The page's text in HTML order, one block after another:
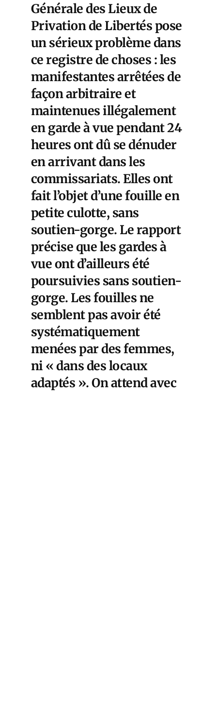
Générale des Lieux de
Privation de Libertés pose
un sérieux problème dans
ce registre de choses : les
manifestantes arrêtées de
façon arbitraire et
maintenues illégalement
en garde à vue pendant 24
heures ont dû se dénuder
en arrivant dans les
commissariats. Elles ont
fait l’objet d’une fouille en
petite culotte, sans
soutien-gorge. Le rapport
précise que les gardes à
vue ont d’ailleurs été
poursuivies sans soutien-
gorge. Les fouilles ne
semblent pas avoir été
systématiquement
menées par des femmes,
ni « dans des locaux
adaptés ». On attend avec